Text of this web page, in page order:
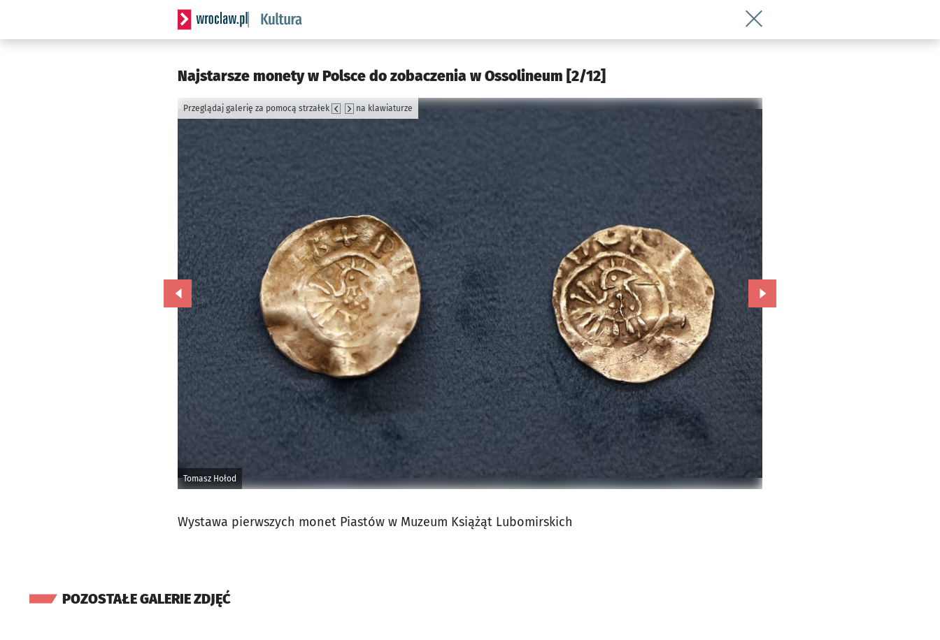
Serwis informacyjny wroclaw.pl podserwis: Kultura
Wróć do artykułu Najstarsze monety
Najstarsze monety w Polsce do zobaczenia w Ossolineum [2/12]
Tomasz Hołod
Przeglądaj galerię za pomocą strzałek na klawiaturze
Przejdź do poprzedniego zdjęcia. Przejdź do kolejnego zdjęcia.
Wystawa pierwszych monet Piastów w Muzeum Książąt Lubomirskich
POZOSTAŁE GALERIE ZDJĘĆ